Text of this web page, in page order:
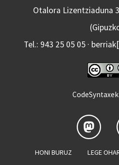
Otalora Lizentziaduna
Tel.: 943 25 05 05 ·
HONI BURUZ LEGE